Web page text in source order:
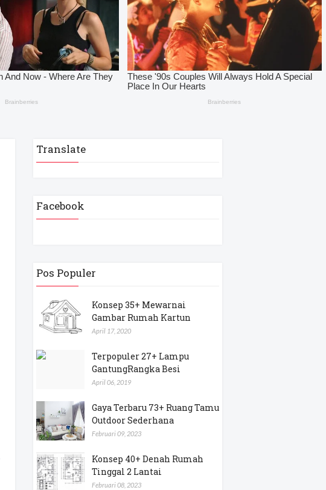
Translate
Facebook
Pos Populer
Konsep 35+ Mewarnai
Gambar Rumah Kartun
April 17, 2020
Terpopuler 27+ Lampu
GantungRangka Besi
April 06, 2019
Gaya Terbaru 73+ Ruang Tamu
Outdoor Sederhana
Februari 09, 2023
Konsep 40+ Denah Rumah
Tinggal 2 Lantai
Februari 08, 2023